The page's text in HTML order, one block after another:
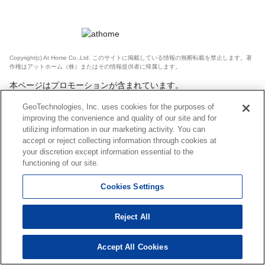
Copyright(c) At Home Co.,Ltd. このサイトに掲載している情報の無断転載を禁止します。著
作権はアットホーム（株）またはその情報提供者に帰属します。
本ページはプロモーションが含まれています。
GeoTechnologies, Inc. uses cookies for the purposes of
improving the convenience and quality of our site and for
utilizing information in our marketing activity. You can
accept or reject collecting information through cookies at
your discretion except information essential to the
functioning of our site.
Cookies Settings
Reject All
Accept All Cookies